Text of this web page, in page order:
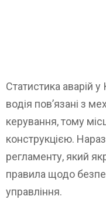
Статистика аварій
водія пов’язані з
керування, тому
конструкцією.
регламенту, який
правила щодо
управління.